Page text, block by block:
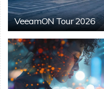
VeeamON Tour 2026